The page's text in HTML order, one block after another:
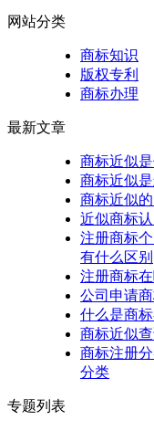
网站分类
商标知识
版权专利
商标办理
最新文章
商标近似
商标近似
商标近似
近似商标
注册商标
有什么区别
注册商标
公司申请
什么是商
商标近似
商标注册
分类
专题列表